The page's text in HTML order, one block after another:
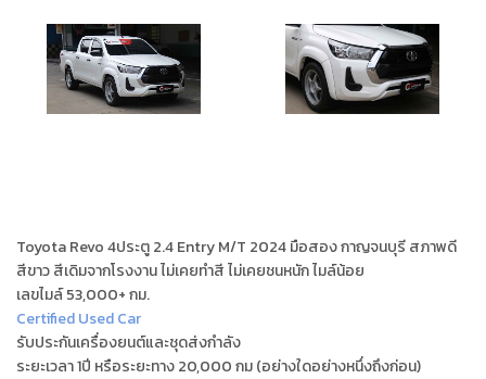
Toyota Revo 4ประตู 2.4 Entry M/T 2024 มือสอง กาญจนบุรี สภาพดี
สีขาว สีเดิมจากโรงงาน ไม่เคยทำสี ไม่เคยชนหนัก ไมล์น้อย
เลขไมล์ 53,000+ กม.
Certified Used Car
รับประกันเครื่องยนต์และชุดส่งกำลัง
ระยะเวลา 1ปี หรือระยะทาง 20,000 กม (อย่างใดอย่างหนึ่งถึงก่อน)